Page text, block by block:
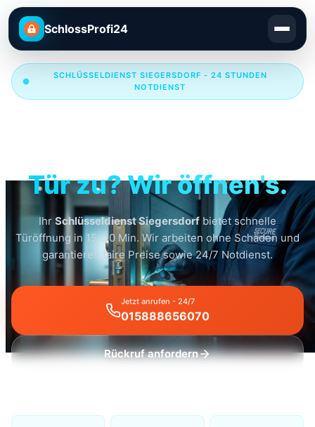
SchlossProfi24
SCHLÜSSELDIENST SIEGERSDORF - 24 STUNDEN
NOTDIENST
Tür zu? Wir öffnen's.
Ihr Schlüsseldienst Siegersdorf bietet schnelle
Türöffnung in 15-30 Min. Wir arbeiten ohne Schäden und
garantieren faire Preise sowie 24/7 Notdienst.
Jetzt anrufen - 24/7
015888656070
Rückruf anfordern